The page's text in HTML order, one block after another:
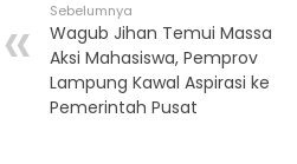
Sebelumnya
Wagub Jihan Temui Massa
Aksi Mahasiswa, Pemprov
Lampung Kawal Aspirasi ke
Pemerintah Pusat